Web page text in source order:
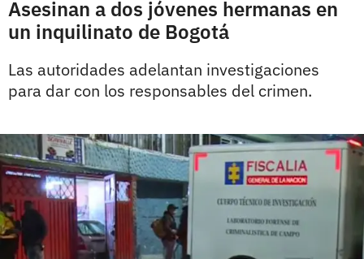
Asesinan a dos jóvenes hermanas en
un inquilinato de Bogotá
Las autoridades adelantan investigaciones
para dar con los responsables del crimen.